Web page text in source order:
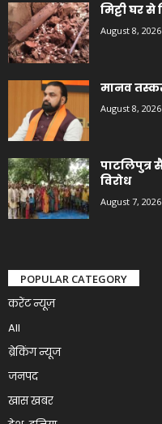
मिट्टी घर
August 8, 2026
मानव
August 8, 2026
पाटलिपुत्र
विरोध
August 7, 2026
POPULAR CATEGORY
करेंट न्यूज़
All
ब्रेकिंग न्यूज
जनपद
खास खबर